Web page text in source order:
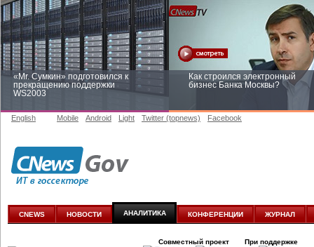
«Mr. Сумкин» подготовился к
прекращению поддержки
WS2003
Как строился электронный
бизнес Банка Москвы?
Заоблачная оптимизация: как
аналитике
English Mobile Android Light Twitter (topnews) Facebook
CNEWS НОВОСТИ АНАЛИТИКА КОНФЕРЕНЦИИ ЖУРНАЛ
Совместный проект При поддержке